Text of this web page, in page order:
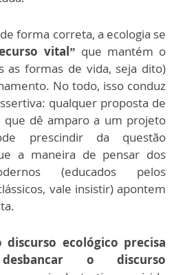
forma correta, a ecologia se
vital” que mantém o
as formas de vida, seja dito)
No todo, isso conduz
qualquer proposta de
que dê amparo a um projeto
prescindir da questão
a maneira de pensar dos
(educados pelos
vale insistir) apontem
discurso ecológico precisa
desbancar o discurso